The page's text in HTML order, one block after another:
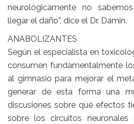
neurológicamente no
llegar el daño”, dice el Dr. Damin.
ANABOLIZANTES
Según el especialista en
consumen fundamentalmente
al gimnasio para mejorar el
generar de esta forma una
discusiones sobre qué efectos
sobre los circuitos neuronales